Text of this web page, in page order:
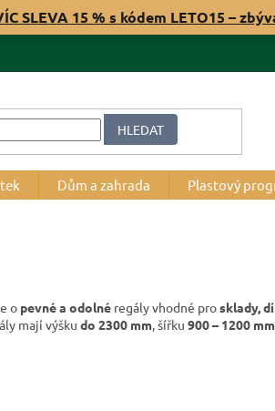
SLEVA 15 % s kódem LETO15 –
HLEDAT
Dům a zahrada Plastový
o pevné a odolné regály vhodné prosklady,
mají výšku do 2300 mm, šířku 900 – 1200 mm